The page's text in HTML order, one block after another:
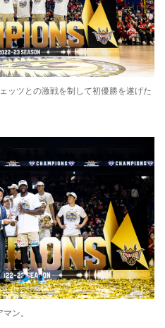
ッツとの激戦を制して初優勝を遂げた
ン。